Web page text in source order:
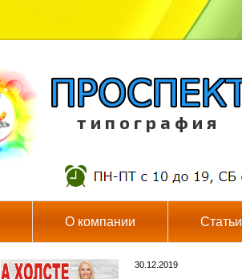
т и п о г р а ф и я
О компании Статьи
30.12.2019